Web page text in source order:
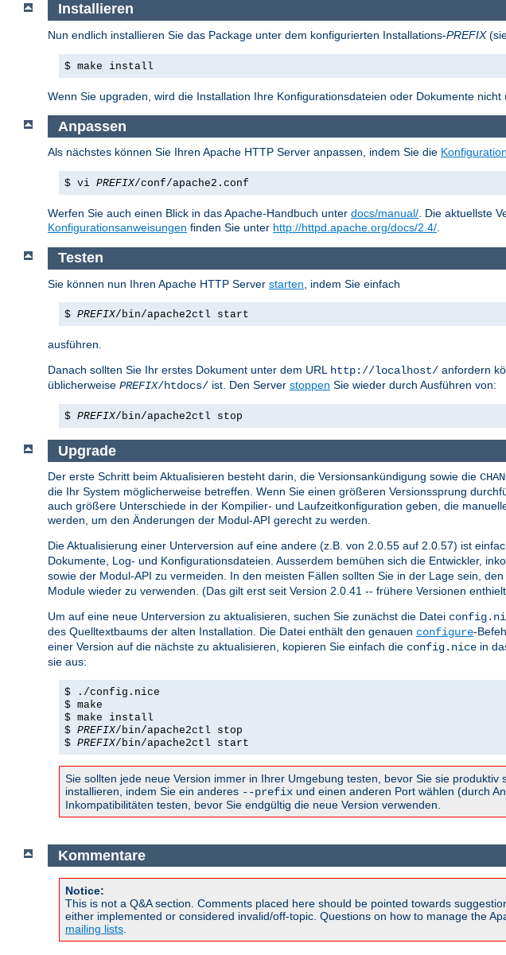
Installieren
Nun endlich installieren Sie das Package unter dem konfigurierten Installations-PREFIX
$ make install
Wenn Sie upgraden, wird die Installation Ihre Konfigurationsdateien oder Dokumente nicht
Anpassen
Als nächstes können Sie Ihren Apache HTTP Server anpassen, indem Sie die
$ vi PREFIX/conf/apache2.conf
Werfen Sie auch einen Blick in das Apache-Handbuch unter docs/manual/. Die aktuellste
Konfigurationsanweisungen finden Sie unter http://httpd.apache.org/docs/2.4/.
Testen
Sie können nun Ihren Apache HTTP Server starten , indem Sie einfach
$ PREFIX/bin/apache2ctl start
ausführen.
Danach sollten Sie Ihr erstes Dokument unter dem URL
http://localhost/ anfordern
üblicherweise PREFIX/htdocs/ ist. Den Server stoppen Sie wieder durch Ausführen von:
$ PREFIX/bin/apache2ctl stop
Upgrade
Der erste Schritt beim Aktualisieren besteht darin, die Versionsankündigung sowie die
die Ihr System möglicherweise betreffen. Wenn Sie einen größeren Versionssprung
auch größere Unterschiede in der Kompilier- und Laufzeitkonfiguration geben, die
werden, um den Änderungen der Modul-API gerecht zu werden.
Die Aktualisierung einer Unterversion auf eine andere (z.B. von 2.0.55 auf 2.0.57) ist
Dokumente, Log- und Konfigurationsdateien. Ausserdem bemühen sich die Entwickler,
sowie der Modul-API zu vermeiden. In den meisten Fällen sollten Sie in der Lage sein, den
Module wieder zu verwenden. (Das gilt erst seit Version 2.0.41 -- frühere Versionen
Um auf eine neue Unterversion zu aktualisieren, suchen Sie zunächst die Datei
des Quelltextbaums der alten Installation. Die Datei enthält den genauen configure-
einer Version auf die nächste zu aktualisieren, kopieren Sie einfach die config.nice in
sie aus:
$ ./config.nice
$ make
$ make install
$ PREFIX/bin/apache2ctl stop
$ PREFIX/bin/apache2ctl start
Sie sollten jede neue Version immer in Ihrer Umgebung testen, bevor Sie sie
installieren, indem Sie ein anderes --prefix und einen anderen Port wählen (durch
Inkompatibilitäten testen, bevor Sie endgültig die neue Version verwenden.
Kommentare
Notice:
This is not a Q&A section. Comments placed here should be pointed towards
either implemented or considered invalid/off-topic. Questions on how to manage the
mailing lists.